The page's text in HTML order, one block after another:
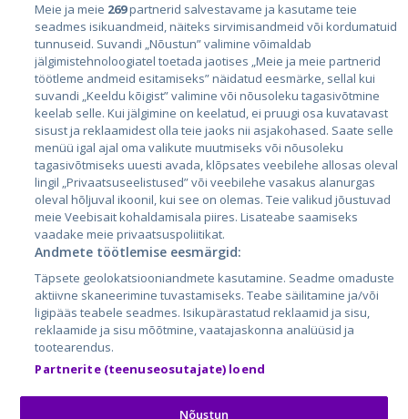
Страны
Эстония
Латвия
Литва
City24.lv
City24.ee
GetaPro.lv
GetaPro.ee
Autoplius.lt
Aruodas.lt
CVbankas.lt
Kainos.lt
Paslaugos.lt
auto24.ee
Osta.ee
KuldneBörs.ee
Meie ja meie 269partnerid salvestavame ja kasutame teie
seadmes isikuandmeid, näiteks sirvimisandmeid või kordumatuid
tunnuseid. Suvandi „Nõustun” valimine võimaldab
jälgimistehnoloogiatel toetada jaotises „Meie ja meie partnerid
töötleme andmeid esitamiseks” näidatud eesmärke, sellal kui
suvandi „Keeldu kõigist” valimine või nõusoleku tagasivõtmine
keelab selle. Kui jälgimine on keelatud, ei pruugi osa kuvatavast
sisust ja reklaamidest olla teie jaoks nii asjakohased. Saate selle
menüü igal ajal oma valikute muutmiseks või nõusoleku
tagasivõtmiseks uuesti avada, klõpsates veebilehe allosas oleval
lingil „Privaatsuseelistused” või veebilehe vasakus alanurgas
oleval hõljuval ikoonil, kui see on olemas. Teie valikud jõustuvad
meie Veebisait kohaldamisala piires. Lisateabe saamiseks
vaadake meie privaatsuspoliitikat.
Andmete töötlemise eesmärgid:
Täpsete geolokatsiooniandmete kasutamine. Seadme omaduste
aktiivne skaneerimine tuvastamiseks. Teabe säilitamine ja/või
ligipääs teabele seadmes. Isikupärastatud reklaamid ja sisu,
reklaamide ja sisu mõõtmine, vaatajaskonna analüüsid ja
tootearendus.
Partnerite (teenuseosutajate) loend
Nõustun